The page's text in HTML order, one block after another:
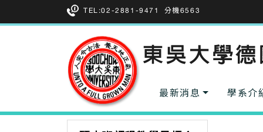
TEL:02-2881-9471 分機6563
最新消息 學系介